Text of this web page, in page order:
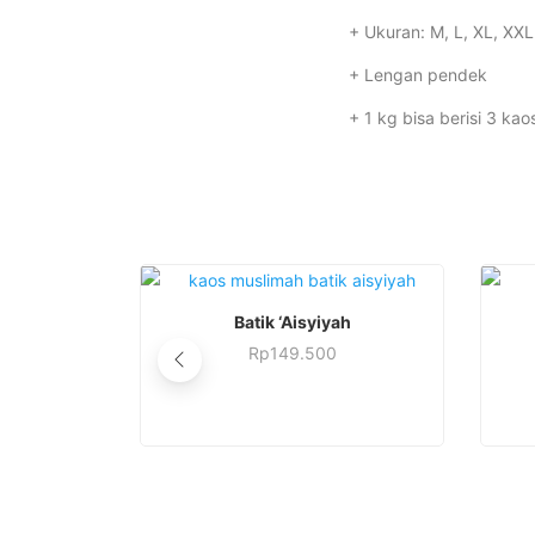
+ Ukuran: M, L, XL, XXL
+ Lengan pendek
+ 1 kg bisa berisi 3
SELECT OPTIONS
product
has
Batik ‘Aisyiyah
Rp149.500